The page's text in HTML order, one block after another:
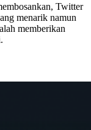
Twitter
menarik namun
memberikan